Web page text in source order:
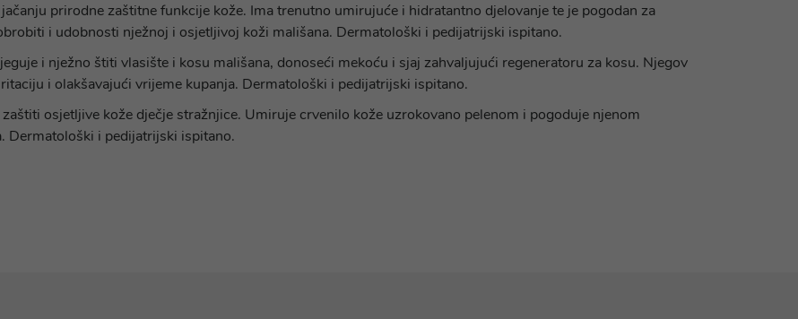
prirodne zaštitne funkcije kože. Ima trenutno umirujuće i hidratantno djelovanje te je pogodan za
i udobnosti nježnoj i osjetljivoj koži mališana. Dermatološki i pedijatrijski ispitano.
i nježno štiti vlasište i kosu mališana, donoseći mekoću i sjaj zahvaljujući regeneratoru za kosu. Njegov
i olakšavajući vrijeme kupanja. Dermatološki i pedijatrijski ispitano.
osjetljive kože dječje stražnjice. Umiruje crvenilo kože uzrokovano pelenom i pogoduje njenom
Dermatološki i pedijatrijski ispitano.